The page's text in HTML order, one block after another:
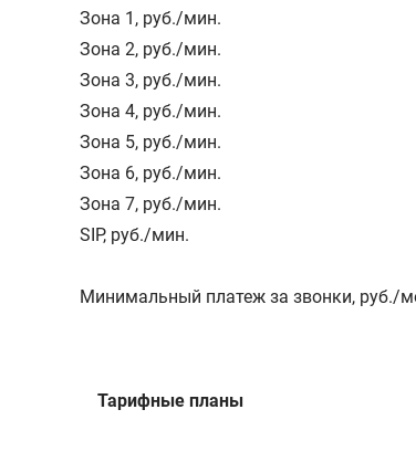
Зона 1 , руб./мин.
Зона 2, руб./мин.
Зона 3, руб./мин.
Зона 4, руб./мин.
Зона 5, руб./мин.
Зона 6, руб./мин.
Зона 7, руб./мин.
SIP, руб./мин.
Минимальный платеж за звонки, руб./
Тарифные планы